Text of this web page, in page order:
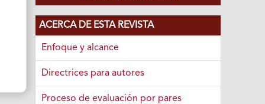
ACERCA DE ESTA REVISTA
Enfoque y alcance
Directrices para autores
Proceso de evaluación por pares